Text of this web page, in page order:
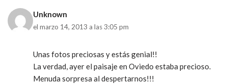
Unknown
el marzo 14, 2013 a las 3:05 pm
Unas fotos preciosas y estás genial!!
La verdad, ayer el paisaje en Oviedo estaba precioso.
Menuda sorpresa al despertarnos!!!